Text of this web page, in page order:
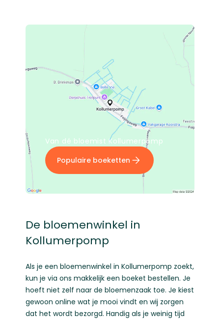
Van dé bloemist Kollumerpomp
Populaire boeketten
De bloemenwinkel in
Kollumerpomp
Als je een bloemenwinkel in Kollumerpomp zoekt,
kun je via ons makkelijk een boeket bestellen. Je
hoeft niet zelf naar de bloemenzaak toe. Je kiest
gewoon online wat je mooi vindt en wij zorgen
dat het wordt bezorgd. Handig als je weinig tijd